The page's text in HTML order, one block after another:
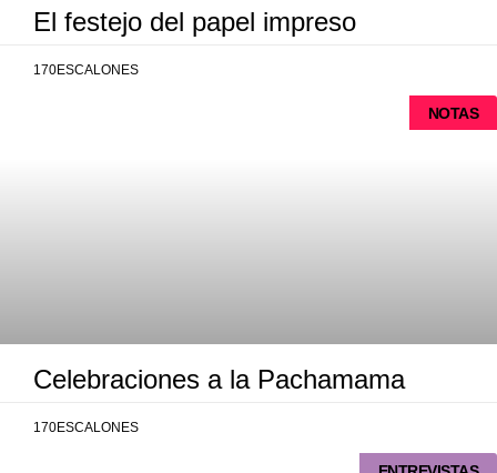
El festejo del papel impreso
170ESCALONES
NOTAS
Celebraciones a la Pachamama
170ESCALONES